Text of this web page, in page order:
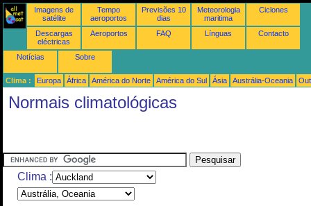
Imagens de
satélite
Tempo
aeroportos
Previsões 10
dias
Meteorologia
maritima
Ciclones
Descargas
eléctricas
Aeroportos FAQ Línguas Contacto
Notícias Sobre
Clima : Europa África América do Norte América do Sul Ásia Austrália-Oceania
Normais climatológicas
Clima :